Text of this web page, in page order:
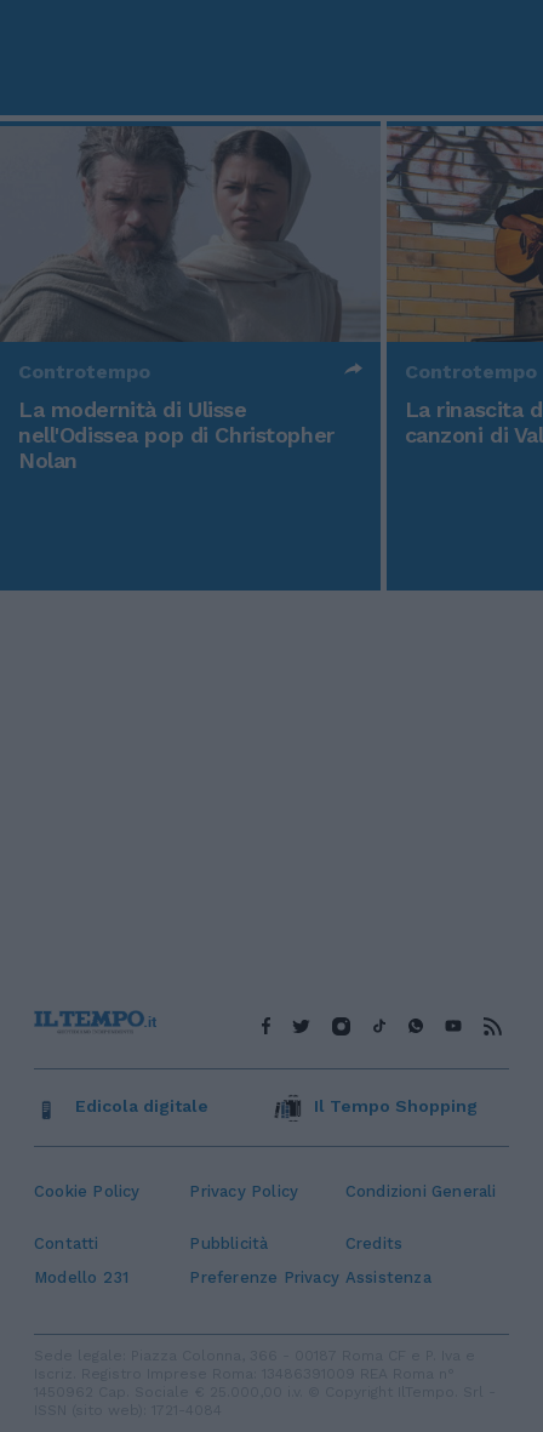
Controtempo
La modernità di Ulisse
nell'Odissea pop di Christopher
Nolan
Controtempo
La rinascita
canzoni di
Cookie Policy Privacy Policy Condizioni Generali
Contatti Pubblicità
Credits
Modello 231
Preferenze Privacy Assistenza
Edicola digitale Il Tempo Shopping